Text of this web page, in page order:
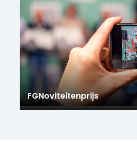
FGNoviteitenprijs